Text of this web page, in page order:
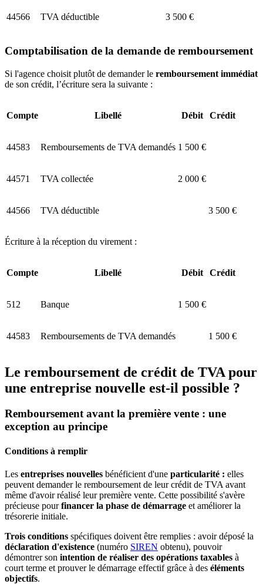
44566 TVA déductible 3 500 €
Comptabilisation de la demande de remboursement
Si l'agence choisit plutôt de demander le remboursement immédiat
de son crédit, l’écriture sera la suivante :
Compte Libellé Débit Crédit
44583 Remboursements de TVA demandés 1 500 €
44571 TVA collectée 2 000 €
44566 TVA déductible 3 500 €
Écriture à la réception du virement :
Compte Libellé Débit Crédit
512 Banque 1 500 €
44583 Remboursements de TVA demandés 1 500 €
Le remboursement de crédit de TVA pour
une entreprise nouvelle est-il possible ?
Remboursement avant la première vente : une
exception au principe
Conditions à remplir
Les entreprises nouvelles bénéficient d'une particularité : elles
peuvent demander le remboursement de leur crédit de TVA avant
même d'avoir réalisé leur première vente. Cette possibilité s'avère
précieuse pourfinancer la phase de démarrage et améliorer la
trésorerie initiale.
Trois conditions spécifiques doivent être remplies : avoir déposé la
déclaration d'existence (numéro SIREN obtenu), pouvoir
démontrer son intention de réaliser des opérations taxables à
court terme et prouver le démarrage effectif grâce à des éléments
objectifs.